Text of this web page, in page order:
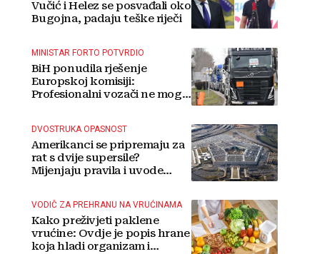
Vučić i Helez se posvađali oko
Bugojna, padaju teške riječi
MINISTAR FORTO POTVRDIO
BiH ponudila rješenje
Europskoj komisiji:
Profesionalni vozači ne mogu
DVOSTRUKA OPASNOST
Amerikanci se pripremaju za
rat s dvije supersile?
Mijenjaju pravila i uvode
VODIČ ZA PREHRANU NA VRUĆINAMA
Kako preživjeti paklene
vrućine: Ovdje je popis hrane
koja hladi organizam i